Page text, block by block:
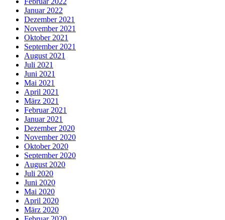
Januar 2022
Dezember 2021
November 2021
Oktober 2021
September 2021
August 2021
Juli 2021
Juni 2021
Mai 2021
April 2021
März 2021
Februar 2021
Januar 2021
Dezember 2020
November 2020
Oktober 2020
September 2020
August 2020
Juli 2020
Juni 2020
Mai 2020
April 2020
März 2020